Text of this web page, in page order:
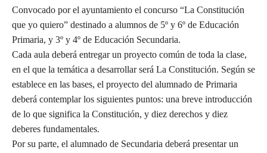
Convocado por el ayuntamiento el concurso “La Constitución
que yo quiero” destinado a alumnos de 5º y 6º de Educación
Primaria, y 3º y 4º de Educación Secundaria.
Cada aula deberá entregar un proyecto común de toda la clase,
en el que la temática a desarrollar será La Constitución. Según se
establece en las bases, el proyecto del alumnado de Primaria
deberá contemplar los siguientes puntos: una breve introducción
de lo que significa la Constitución, y diez derechos y diez
deberes fundamentales.
Por su parte, el alumnado de Secundaria deberá presentar un